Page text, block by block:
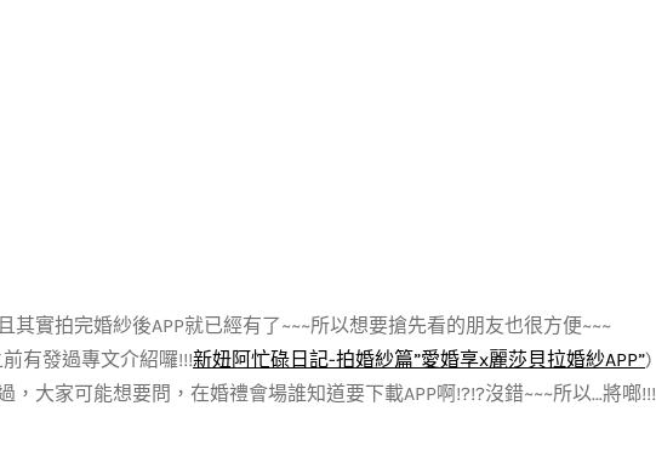
其實拍完婚紗後APP就已經有了~~~所以想要搶先看的朋友也很方便~~~
有發過專文介紹囉!!!新妞阿忙碌日記-拍婚紗篇”愛婚享x麗莎貝拉婚紗APP”)
，大家可能想要問，在婚禮會場誰知道要下載APP啊!?!?沒錯~~~所以…將啷!!!